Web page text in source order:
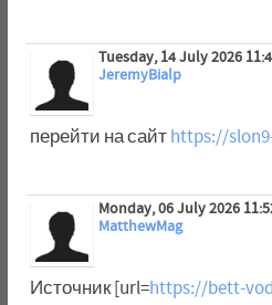
Tuesday, 14 July 2026
JeremyBialp
перейти на сайт https://
Monday, 06 July 2026
MatthewMag
Источник [url=https://bett-